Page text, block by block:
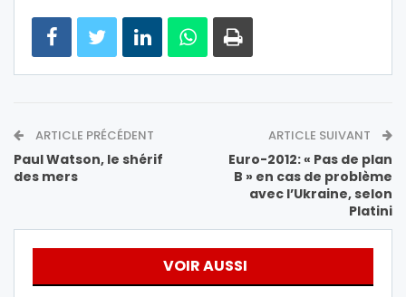
ARTICLE PRÉCÉDENT
Paul Watson, le shérif
des mers
ARTICLE SUIVANT
Euro-2012: « Pas de plan
B » en cas de problème
avec l’Ukraine, selon
Platini
VOIR AUSSI